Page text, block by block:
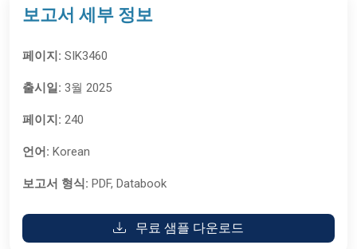
보고서 세부 정보
페이지: SIK3460
출시일: 3월 2025
페이지: 240
언어: Korean
보고서 형식: PDF, Databook
무료 샘플 다운로드